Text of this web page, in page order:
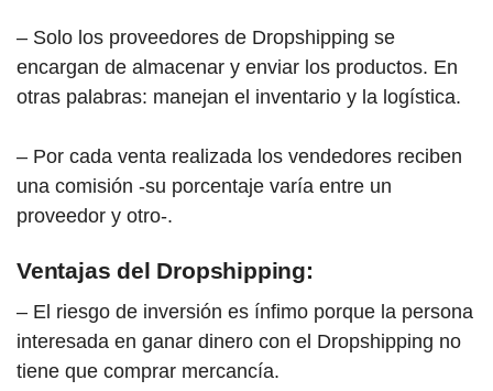
– Solo los proveedores de Dropshipping se
encargan de almacenar y enviar los productos. En
otras palabras: manejan el inventario y la logística.
– Por cada venta realizada los vendedores reciben
una comisión -su porcentaje varía entre un
proveedor y otro-.
Ventajas del Dropshipping:
– El riesgo de inversión es ínfimo porque la persona
interesada en ganar dinero con el Dropshipping no
tiene que comprar mercancía.